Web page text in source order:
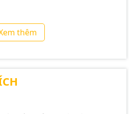
và nhận tín hiệu, cảm biến
với vô số bộ thư viện và Code
thêm